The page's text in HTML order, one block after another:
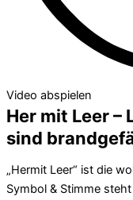
Video abspielen
Her mit Leer
sind
„Hermit Leer“ ist die
Symbol & Stimme